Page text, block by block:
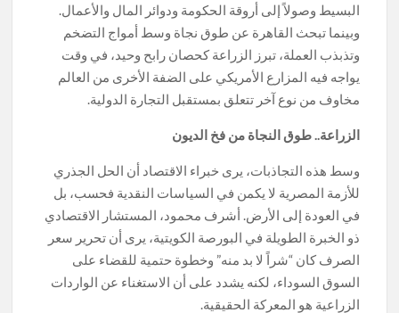
البسيط وصولاً إلى أروقة الحكومة ودوائر المال والأعمال.
وبينما تبحث القاهرة عن طوق نجاة وسط أمواج التضخم
وتذبذب العملة، تبرز الزراعة كحصان رابح وحيد، في وقت
يواجه فيه المزارع الأمريكي على الضفة الأخرى من العالم
مخاوف من نوع آخر تتعلق بمستقبل التجارة الدولية.
الزراعة.. طوق النجاة من فخ الديون
وسط هذه التجاذبات، يرى خبراء الاقتصاد أن الحل الجذري
للأزمة المصرية لا يكمن في السياسات النقدية فحسب، بل
في العودة إلى الأرض. أشرف محمود، المستشار الاقتصادي
ذو الخبرة الطويلة في البورصة الكويتية، يرى أن تحرير سعر
الصرف كان “شراً لا بد منه” وخطوة حتمية للقضاء على
السوق السوداء، لكنه يشدد على أن الاستغناء عن الواردات
الزراعية هو المعركة الحقيقية.